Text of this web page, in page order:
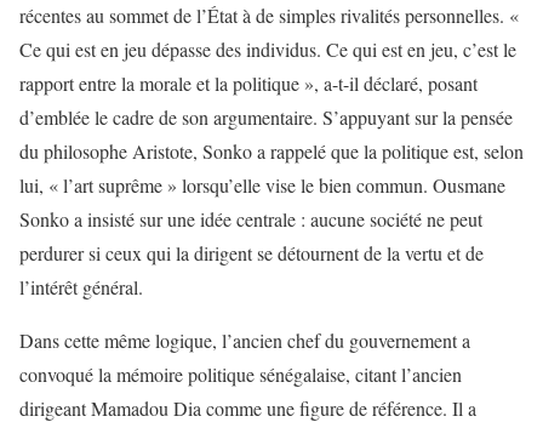
récentes au sommet de l’État à de simples rivalités personnelles. «
Ce qui est en jeu dépasse des individus. Ce qui est en jeu, c’est le
rapport entre la morale et la politique », a-t-il déclaré, posant
d’emblée le cadre de son argumentaire. S’appuyant sur la pensée
du philosophe Aristote, Sonko a rappelé que la politique est, selon
lui, « l’art suprême » lorsqu’elle vise le bien commun. Ousmane
Sonko a insisté sur une idée centrale : aucune société ne peut
perdurer si ceux qui la dirigent se détournent de la vertu et de
l’intérêt général.
Dans cette même logique, l’ancien chef du gouvernement a
convoqué la mémoire politique sénégalaise, citant l’ancien
dirigeant Mamadou Dia comme une figure de référence. Il a